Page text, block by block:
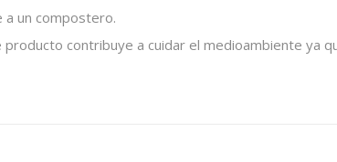
a un compostero.
contribuye a cuidar el medioambiente ya